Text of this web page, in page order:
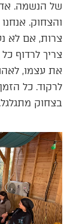
של הנשמה.
והצחוק.
צרות, אם לא
צריך לרדוף
את עצמו,
לרקוד. כל
בצחוק